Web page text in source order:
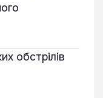
обстрілів